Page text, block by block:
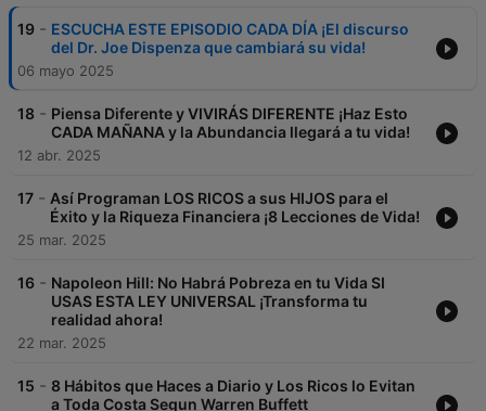
emprendimiento exitoso, planificación financiera, ingresos
pasivos, desarrollo financiero, finanzas para principiantes,
consejos financieros, finanzas en español, finanzas para
jóvenes, finanzas para emprendedores, finanzas para mujeres,
finanzas para familias
19 - ESCUCHA ESTE EPISODIO CADA DÍA ¡El discurso
del Dr. Joe Dispenza que cambiará su vida!
06 mayo 2025
18 - Piensa Diferente y VIVIRÁS DIFERENTE ¡Haz Esto
CADA MAÑANA y la Abundancia llegará a tu vida!
12 abr. 2025
17 - Así Programan LOS RICOS a sus HIJOS para el
Éxito y la Riqueza Financiera ¡8 Lecciones de Vida!
25 mar. 2025
16 - Napoleon Hill: No Habrá Pobreza en tu Vida SI
USAS ESTA LEY UNIVERSAL ¡Transforma tu
realidad ahora!
22 mar. 2025
15 - 8 Hábitos que Haces a Diario y Los Ricos lo Evitan
a Toda Costa Segun Warren Buffett